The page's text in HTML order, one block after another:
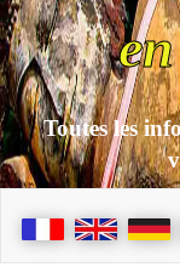
Toutes les